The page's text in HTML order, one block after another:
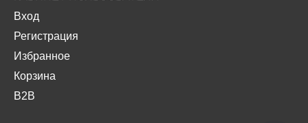
Вход
Регистрация
Избранное
Корзина
B2B